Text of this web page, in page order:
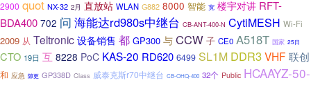
2900 quot NX-32 2月 直放站 WLAN G882 8000 智能 宽 楼宇对讲 RFT-
BDA400 702 问 海能达rd980s中继台 CB-ANT-400-N CytiMESH Wi-Fi
2009 从 Teltronic 设备销售 都 GP300 与 CCW 子 CE0 A518T 国家 25日
CTO 19日 互 8228 PoC KAS-20 RD620 6499 SL1M DDR3VHF 联创
和 应急 隙更 GP338D Class 威泰克斯r70中继台 CB-OHQ-400 32个 Public HCAAYZ-50-